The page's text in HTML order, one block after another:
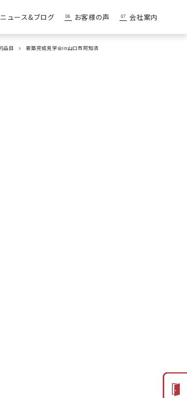
ニュース&ブログ お客様の声 会社案内
品目 新築完成見学会in山口市阿知須